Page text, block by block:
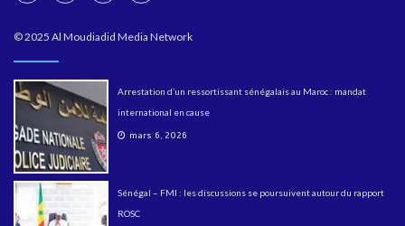
© 2025 Al Moudiadid Media Network
Arrestation d’un ressortissant sénégalais au Maroc : mandat
international en cause
mars 6, 2026
Sénégal – FMI : les discussions se poursuivent autour du rapport
ROSC